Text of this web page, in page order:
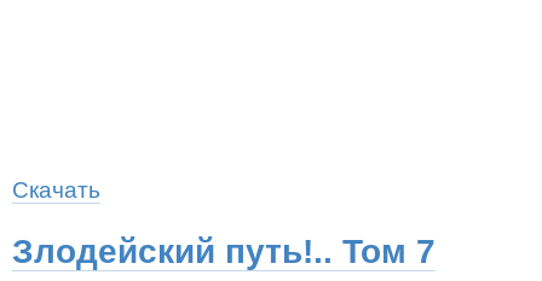
Скачать
Злодейский путь!.. Том 7